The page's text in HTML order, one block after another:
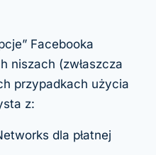
Facebooka
niszach (zwłaszcza
przypadkach użycia
z:
dla płatnej